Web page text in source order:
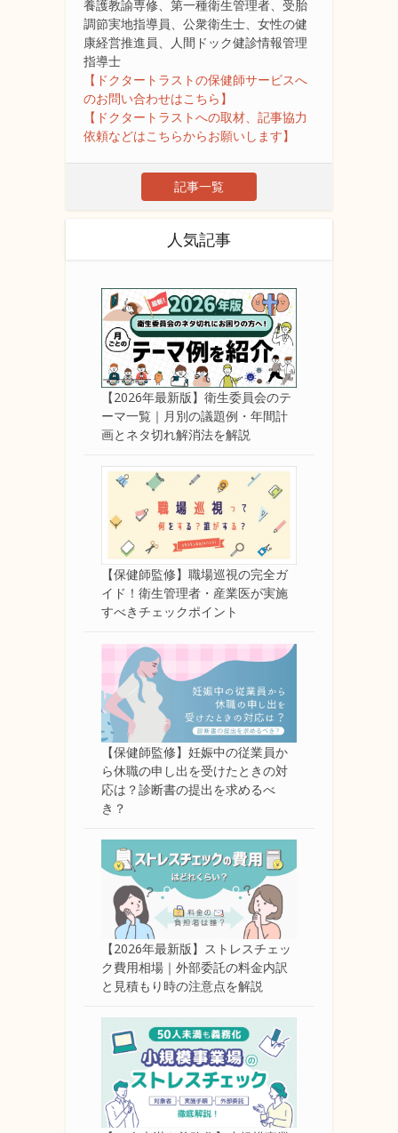
養護教諭専修、第一種衛生管理者、受胎
調節実地指導員、公衆衛生士、女性の健
康経営推進員、人間ドック健診情報管理
指導士
【ドクタートラストの保健師サービスへ
のお問い合わせはこちら】
【ドクタートラストへの取材、記事協力
依頼などはこちらからお願いします】
記事一覧
人気記事
【2026年最新版】衛生委員会のテ
ーマ一覧｜月別の議題例・年間計
画とネタ切れ解消法を解説
【保健師監修】職場巡視の完全ガ
イド！衛生管理者・産業医が実施
すべきチェックポイント
【保健師監修】妊娠中の従業員か
ら休職の申し出を受けたときの対
応は？診断書の提出を求めるべ
き？
【2026年最新版】ストレスチェッ
ク費用相場｜外部委託の料金内訳
と見積もり時の注意点を解説